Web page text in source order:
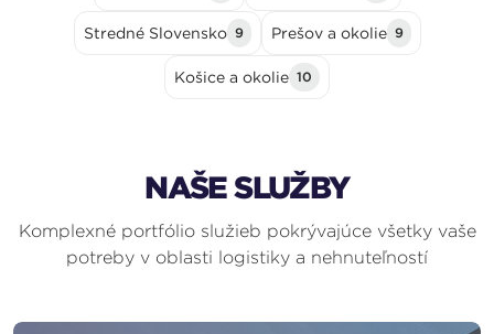
Stredné Slovensko 9 Prešov a okolie 9
Košice a okolie 10
NAŠE SLUŽBY
Komplexné portfólio služieb pokrývajúce všetky vaše
potreby v oblasti logistiky a nehnuteľností